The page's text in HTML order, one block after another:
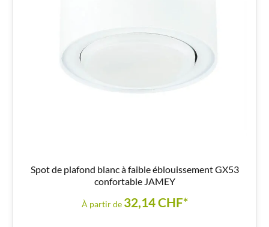
Spot de plafond blanc à faible éblouissement GX53
confortable JAMEY
À partir de 32,14 CHF*